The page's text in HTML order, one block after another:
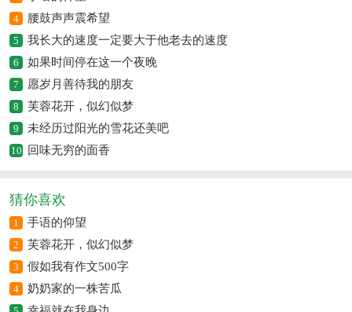
4 腰鼓声声震希望
5 我长大的速度一定要大于他老去的速度
6 如果时间停在这一个夜晚
7 愿岁月善待我的朋友
8 芙蓉花开，似幻似梦
9 未经历过阳光的雪花还美吧
10 回味无穷的面香
猜你喜欢
1 手语的仰望
2 芙蓉花开，似幻似梦
3 假如我有作文500字
4 奶奶家的一株苦瓜